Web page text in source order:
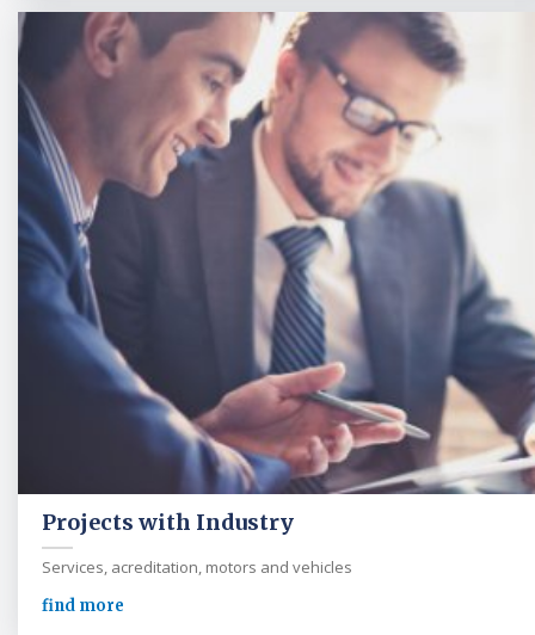
Projects with Industry
Services, acreditation, motors and vehicles
find more